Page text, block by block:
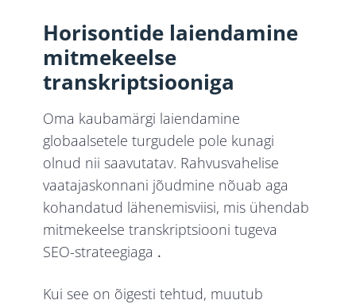
Horisontide laiendamine
mitmekeelse
transkriptsiooniga
Oma kaubamärgi laiendamine
globaalsetele turgudele pole kunagi
olnud nii saavutatav. Rahvusvahelise
vaatajaskonnani jõudmine nõuab aga
kohandatud lähenemisviisi, mis ühendab
mitmekeelse transkriptsiooni tugeva
SEO-strateegiaga .
Kui see on õigesti tehtud, muutub